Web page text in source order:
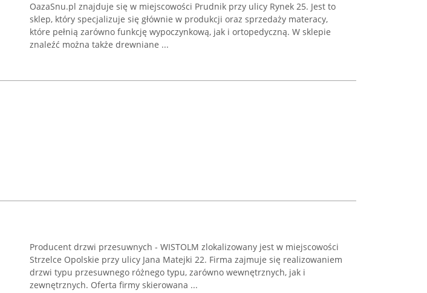
OazaSnu.pl znajduje się w miejscowości Prudnik przy ulicy Rynek 25. Jest to
sklep, który specjalizuje się głównie w produkcji oraz sprzedaży materacy,
które pełnią zarówno funkcję wypoczynkową, jak i ortopedyczną. W sklepie
znaleźć można także drewniane ...
Producent drzwi przesuwnych - WISTOLM zlokalizowany jest w miejscowości
Strzelce Opolskie przy ulicy Jana Matejki 22. Firma zajmuje się realizowaniem
drzwi typu przesuwnego różnego typu, zarówno wewnętrznych, jak i
zewnętrznych. Oferta firmy skierowana ...